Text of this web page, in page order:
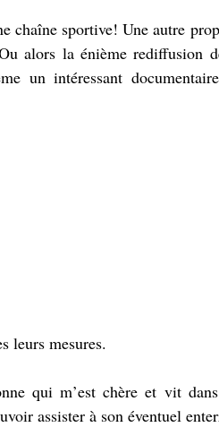
sportive! Une autre
alors la énième rediffusion
un intéressant
leurs mesures.
qui m’est chère et vit
assister à son éventuel